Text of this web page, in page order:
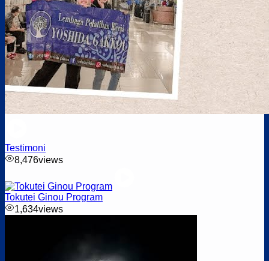
JOB RESTORAN – Prefektur Toyama
Testimoni
8,476views
Tokutei Ginou Program
1,634views